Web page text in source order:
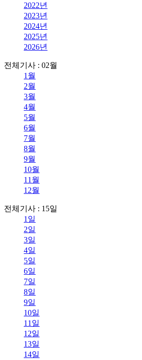
2022년
2023년
2024년
2025년
2026년
전체기사 : 02월
1월
2월
3월
4월
5월
6월
7월
8월
9월
10월
11월
12월
전체기사 : 15일
1일
2일
3일
4일
5일
6일
7일
8일
9일
10일
11일
12일
13일
14일